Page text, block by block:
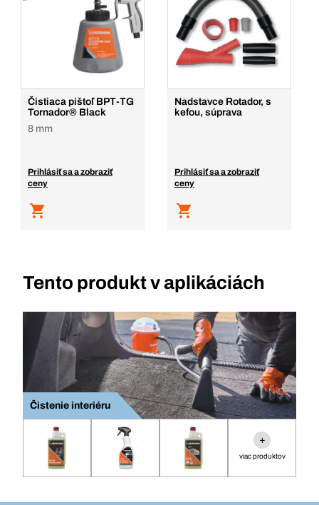
Čistiaca pištoľ BPT-TG
Tornador® Black
8 mm
Prihlásiť sa a zobraziť
ceny
Nadstavce Rotador, s
kefou, súprava
Prihlásiť sa a zobraziť
ceny
Tento produkt v aplikáciách
Čistenie interiéru
+
viac produktov